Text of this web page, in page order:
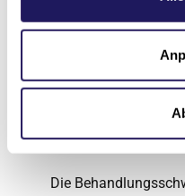
Universitätsmedizin
gegründete Haus
Jährlich werden in
Patient*innen
Die